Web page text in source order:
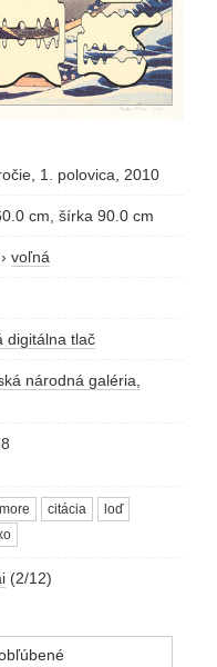
1. polovica, 2010
cm, šírka 90.0 cm
› voľná
digitálna tlač
národná galéria,
more citácia
loď
(2/12)